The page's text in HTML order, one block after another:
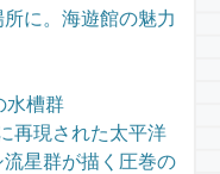
に。海遊館の魅力
水槽群
再現された太平洋
星群が描く圧巻の